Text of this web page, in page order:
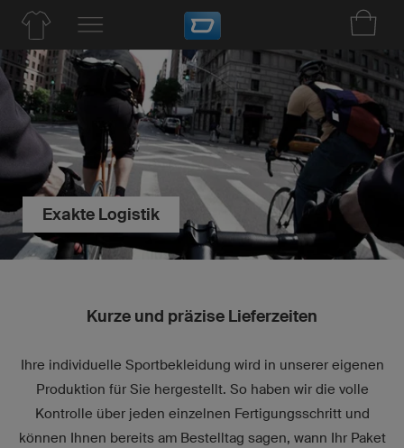
Exakte Logistik
Kurze und präzise Lieferzeiten
Ihre individuelle Sportbekleidung wird in unserer eigenen
Produktion für Sie hergestellt. So haben wir die volle
Kontrolle über jeden einzelnen Fertigungsschritt und
können Ihnen bereits am Bestelltag sagen, wann Ihr Paket